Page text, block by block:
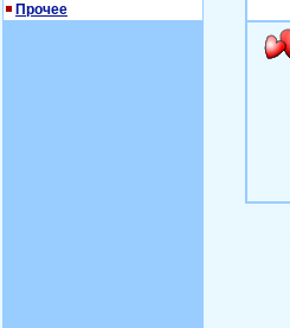
Прочее